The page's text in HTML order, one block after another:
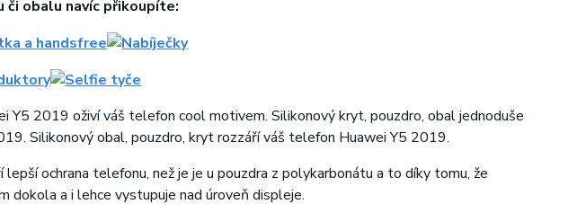
či obalu navíc přikoupíte:
Y5 2019 oživí váš telefon cool motivem. Silikonový kryt, pouzdro, obal jednoduše
Silikonový obal, pouzdro, kryt rozzáří váš telefon Huawei Y5 2019.
ochrana telefonu, než je je u pouzdra z polykarbonátu a to díky tomu, že
a i lehce vystupuje nad úroveň displeje.